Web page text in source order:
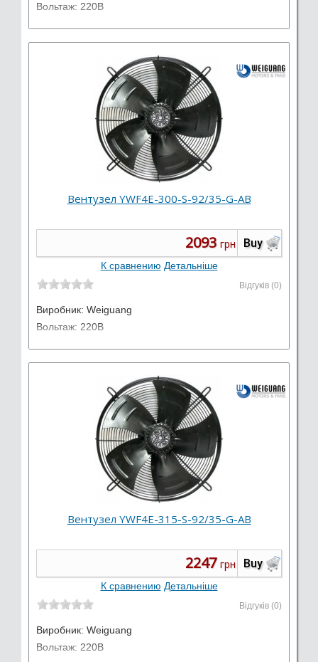
Вольтаж: 220В
Вентузел YWF4E-300-S-92/35-G-AB
Buy
2093 грн
К сравнению Детальніше
Відгуків (0)
Виробник: Weiguang
Вольтаж: 220В
Вентузел YWF4E-315-S-92/35-G-AB
Buy
2247 грн
К сравнению Детальніше
Відгуків (0)
Виробник: Weiguang
Вольтаж: 220В